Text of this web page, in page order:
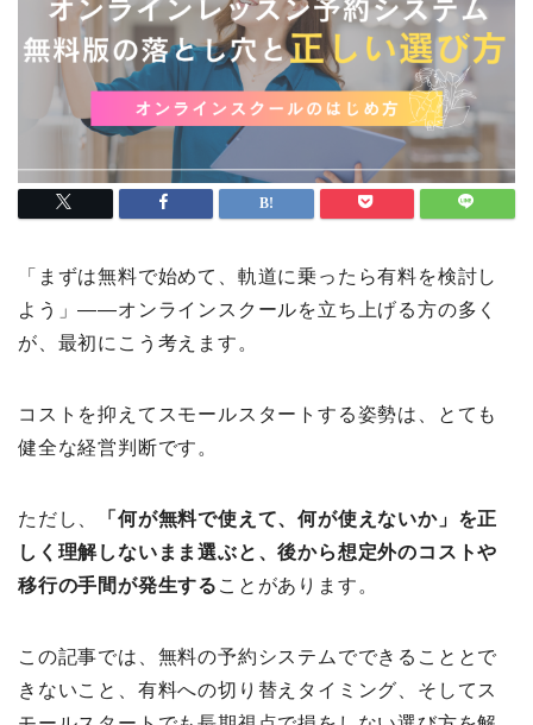
「まずは無料で始めて、軌道に乗ったら有料を検討し
よう」——オンラインスクールを立ち上げる方の多く
が、最初にこう考えます。
コストを抑えてスモールスタートする姿勢は、とても
健全な経営判断です。
ただし、
「何が無料で使えて、何が使えないか」を正
しく理解しないまま選ぶと、後から想定外のコストや
移行の手間が発生する ことがあります。
この記事では、無料の予約システムでできることとで
きないこと、有料への切り替えタイミング、そしてス